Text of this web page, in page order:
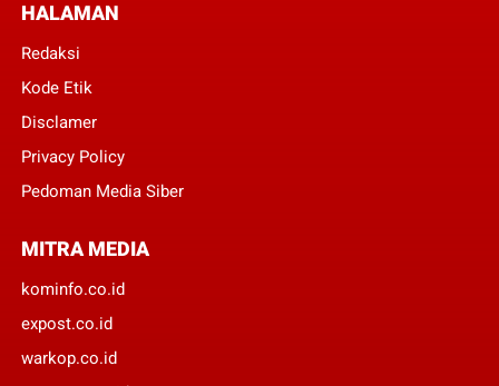
HALAMAN
Redaksi
Kode Etik
Disclamer
Privacy Policy
Pedoman Media Siber
MITRA MEDIA
kominfo.co.id
expost.co.id
warkop.co.id